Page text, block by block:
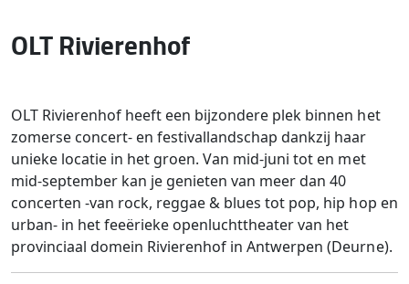
OLT Rivierenhof
OLT Rivierenhof heeft een bijzondere plek binnen het
zomerse concert- en festivallandschap dankzij haar
unieke locatie in het groen. Van mid-juni tot en met
mid-september kan je genieten van meer dan 40
concerten -van rock, reggae & blues tot pop, hip hop en
urban- in het feeërieke openluchttheater van het
provinciaal domein Rivierenhof in Antwerpen (Deurne).